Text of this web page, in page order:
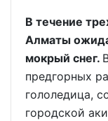
В течение
Алматы
мокрый снег.
предгорных
гололедица,
городской